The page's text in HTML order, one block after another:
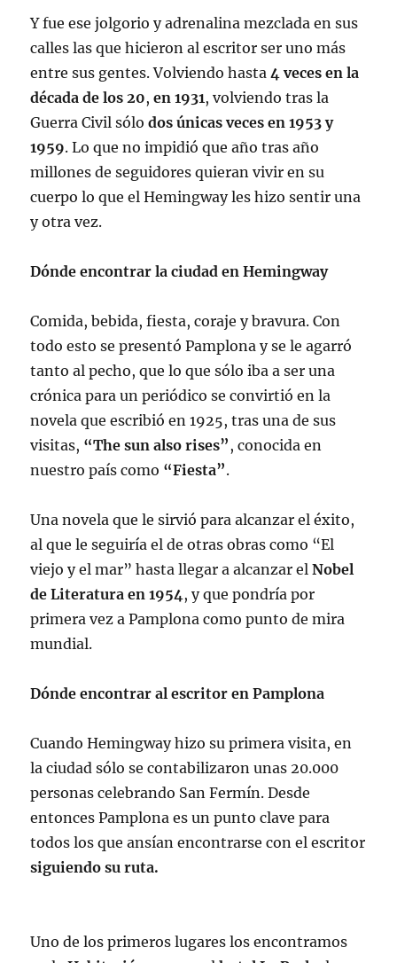
Y fue ese jolgorio y adrenalina mezclada en sus
calles las que hicieron al escritor ser uno más
entre sus gentes. Volviendo hasta 4 veces en la
década de los 20,en 1931, volviendo tras la
Guerra Civil sólodos únicas veces en 1953 y
1959. Lo que no impidió que año tras año
millones de seguidores quieran vivir en su
cuerpo lo que el Hemingway les hizo sentir una
y otra vez.
Dónde encontrar la ciudad en Hemingway
Comida, bebida, fiesta, coraje y bravura. Con
todo esto se presentó Pamplona y se le agarró
tanto al pecho, que lo que sólo iba a ser una
crónica para un periódico se convirtió en la
novela que escribió en 1925, tras una de sus
visitas, “The sun also rises”, conocida en
nuestro país como “Fiesta”.
Una novela que le sirvió para alcanzar el éxito,
al que le seguiría el de otras obras como “El
viejo y el mar” hasta llegar a alcanzar elNobel
de Literatura en 1954, y que pondría por
primera vez a Pamplona como punto de mira
mundial.
Dónde encontrar al escritor en Pamplona
Cuando Hemingway hizo su primera visita, en
la ciudad sólo se contabilizaron unas 20.000
personas celebrando San Fermín. Desde
entonces Pamplona es un punto clave para
todos los que ansían encontrarse con el escritor
siguiendo su ruta.
Uno de los primeros lugares los encontramos